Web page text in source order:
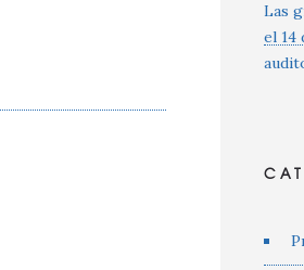
Las
el 14